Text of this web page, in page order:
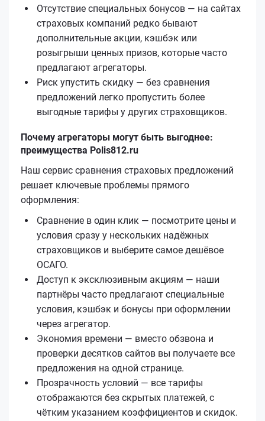
Отсутствие специальных бонусов — на сайтах
страховых компаний редко бывают
дополнительные акции, кэшбэк или
розыгрыши ценных призов, которые часто
предлагают агрегаторы.
Риск упустить скидку — без сравнения
предложений легко пропустить более
выгодные тарифы у других страховщиков.
Почему агрегаторы могут быть выгоднее:
преимущества Polis812.ru
Наш сервис сравнения страховых предложений
решает ключевые проблемы прямого
оформления:
Сравнение в один клик — посмотрите цены и
условия сразу у нескольких надёжных
страховщиков и выберите самое дешёвое
ОСАГО.
Доступ к эксклюзивным акциям — наши
партнёры часто предлагают специальные
условия, кэшбэк и бонусы при оформлении
через агрегатор.
Экономия времени — вместо обзвона и
проверки десятков сайтов вы получаете все
предложения на одной странице.
Прозрачность условий — все тарифы
отображаются без скрытых платежей, с
чётким указанием коэффициентов и скидок.